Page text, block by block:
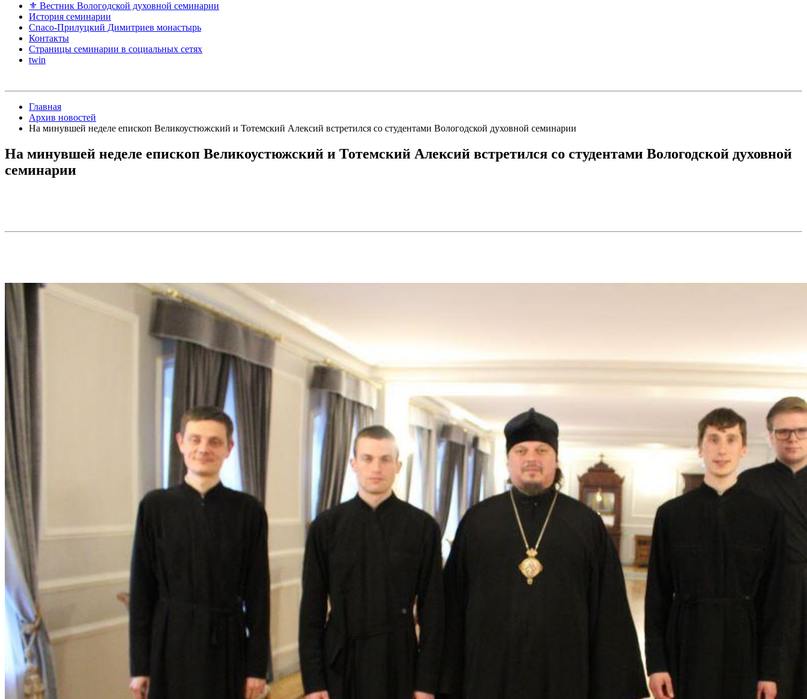
⚜ Вестник Вологодской духовной семинарии
История семинарии
Спасо-Прилуцкий Димитриев монастырь
Контакты
Страницы семинарии в социальных сетях
twin
Главная
Архив новостей
На минувшей неделе епископ Великоустюжский и Тотемский Алексий встретился со студентами Вологодской духовной семинарии
На минувшей неделе епископ Великоустюжский и Тотемский Алексий встретился со студентами Вологодской духовной
семинарии